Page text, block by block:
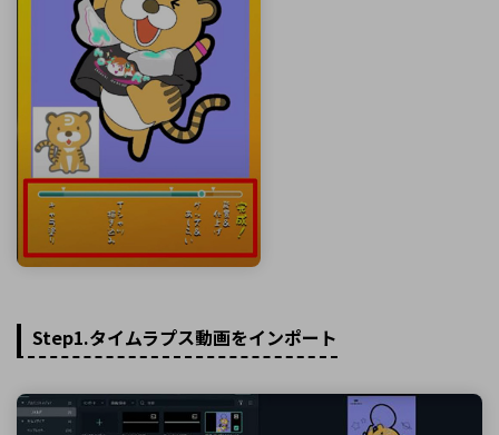
Step1.タイムラプス動画をインポート